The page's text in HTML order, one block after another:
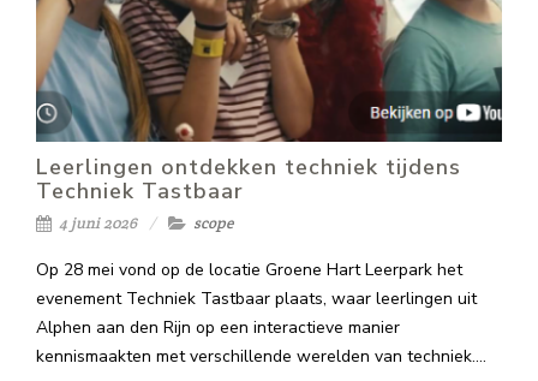
Leerlingen ontdekken techniek tijdens
Techniek Tastbaar
4 juni 2026 scope
Op 28 mei vond op de locatie Groene Hart Leerpark het
evenement Techniek Tastbaar plaats, waar leerlingen uit
Alphen aan den Rijn op een interactieve manier
kennismaakten met verschillende werelden van techniek.…